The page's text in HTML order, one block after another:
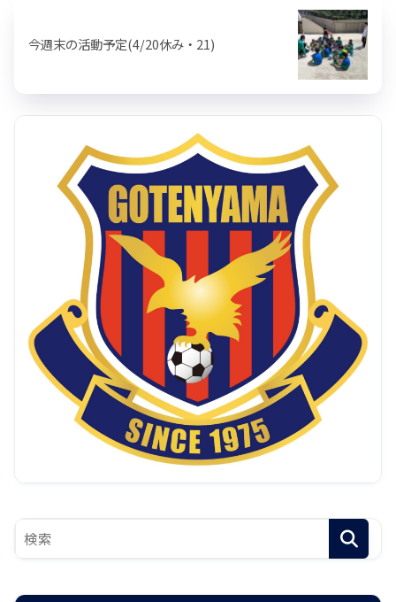
今週末の活動予定(4/20休み・21)